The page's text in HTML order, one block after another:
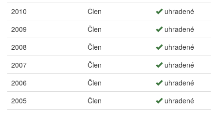
2010
Člen
uhradené
2009
Člen
uhradené
2008
Člen
uhradené
2007
Člen
uhradené
2006
Člen
uhradené
2005
Člen
uhradené